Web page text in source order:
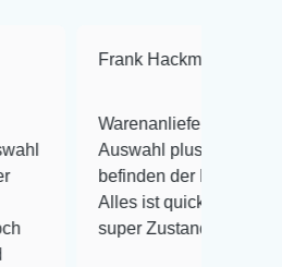
Frank Hackmayer ★★★★
Warenanlieferung Top und die
Auswahl plus gesundheitliches
befinden der Fische einwandfrei.
Alles ist quick lebendig und im
super Zustand. Gerne wieder 😃